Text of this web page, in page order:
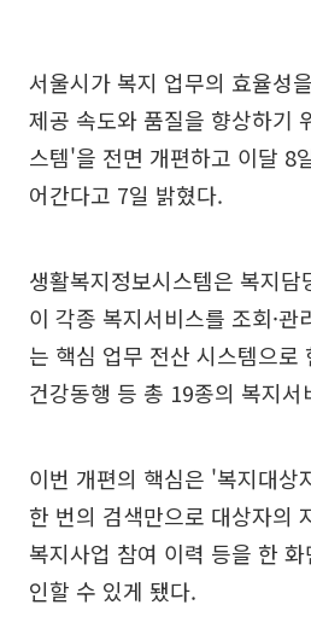
서울시가 복지 업무의 효율성
제공 속도와 품질을 향상하기
스템'을 전면 개편하고 이달 8
어간다고 7일 밝혔다.
생활복지정보시스템은 복지
이 각종 복지서비스를 조회·관
는 핵심 업무 전산 시스템으로
건강동행 등 총 19종의 복지
이번 개편의 핵심은 '복지대상
한 번의 검색만으로 대상자의
복지사업 참여 이력 등을 한
인할 수 있게 됐다.